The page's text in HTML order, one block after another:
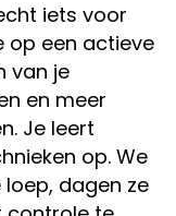
iets voor
op een actieve
van je
en meer
Je leert
op. We
dagen ze